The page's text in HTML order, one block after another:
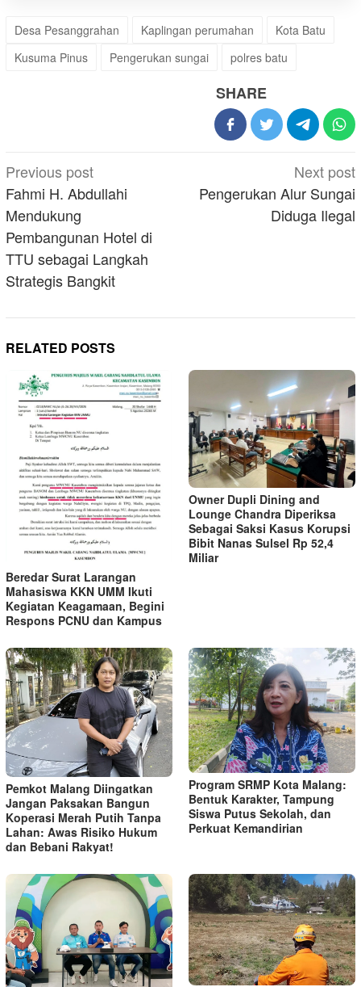
Desa Pesanggrahan Kaplingan perumahan
Kota Batu
Kusuma Pinus
Pengerukan sungai polres batu
SHARE
Post
navigation
Previous post
Fahmi H. Abdullahi
Mendukung
Pembangunan Hotel di
TTU sebagai Langkah
Strategis Bangkit
Next post
Pengerukan Alur Sungai
Diduga Ilegal
RELATED POSTS
Beredar Surat Larangan
Mahasiswa KKN UMM Ikuti
Kegiatan Keagamaan, Begini
Respons PCNU dan Kampus
Owner Dupli Dining and
Lounge Chandra Diperiksa
Sebagai Saksi Kasus Korupsi
Bibit Nanas Sulsel Rp 52,4
Miliar
Pemkot Malang Diingatkan
Jangan Paksakan Bangun
Koperasi Merah Putih Tanpa
Lahan: Awas Risiko Hukum
dan Bebani Rakyat!
Program SRMP Kota Malang:
Bentuk Karakter, Tampung
Siswa Putus Sekolah, dan
Perkuat Kemandirian